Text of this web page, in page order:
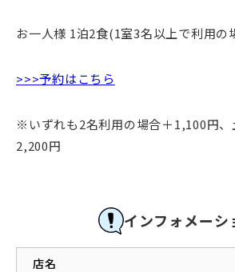
お一人様 1泊2食(1室3名以上で利用の
>>>予約はこちら
※いずれも2名利用の場合＋1,100円、
2,200円
インフォメーシ
店名